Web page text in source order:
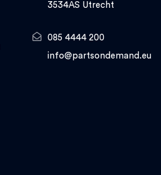
3534AS Utrecht
085 4444 200
info@partsondemand.eu